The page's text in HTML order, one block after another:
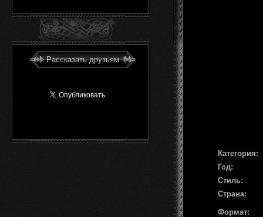
Рассказать друзьям
Категория:
Год:
Стиль:
Страна:
Формат: